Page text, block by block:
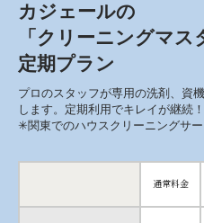
カジェールの
「クリーニングマス
定期プラン
プロのスタッフが専用の洗剤、資
します。定期利用でキレイが継続！
✳︎関東でのハウスクリーニングサ
通常料金